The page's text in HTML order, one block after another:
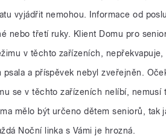
vyjádřit nemohou. Informace od
nebo třetí ruky. Klient Domu pro
v těchto zařízeních,
psala a příspěvek nebyl zveřejněn.
se v těchto zařízeních nelíbí, nemusí
mělo být určeno dětem seniorů, tak
Noční linka s Vámi je hrozná.